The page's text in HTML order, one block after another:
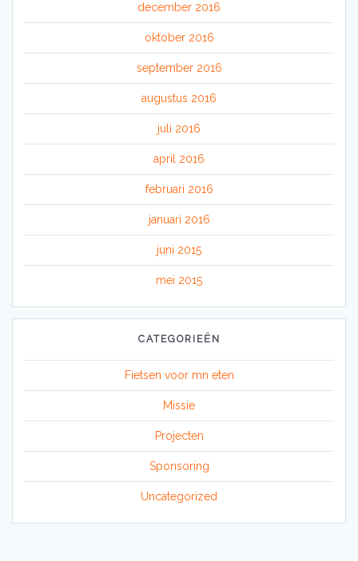
december 2016
oktober 2016
september 2016
augustus 2016
juli 2016
april 2016
februari 2016
januari 2016
juni 2015
mei 2015
CATEGORIEËN
Fietsen voor mn eten
Missie
Projecten
Sponsoring
Uncategorized